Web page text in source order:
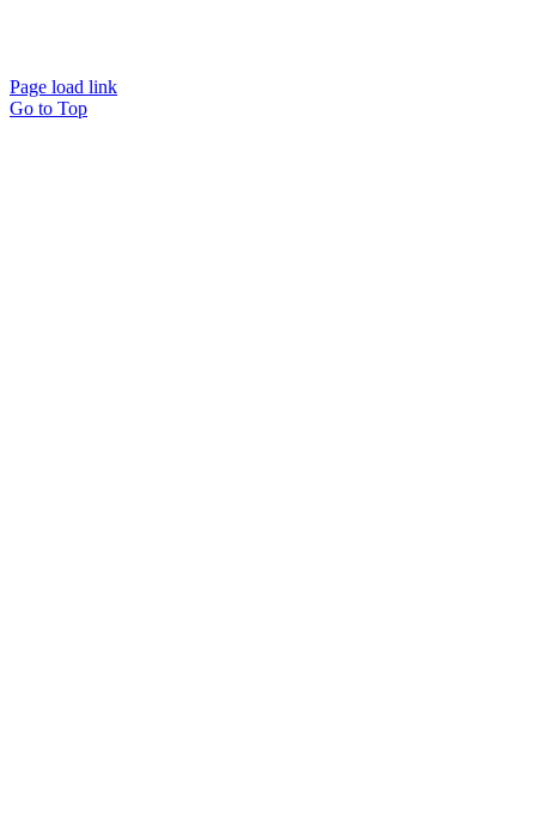
Page load link
Go to Top